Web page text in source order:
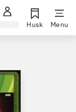
Husk Menu